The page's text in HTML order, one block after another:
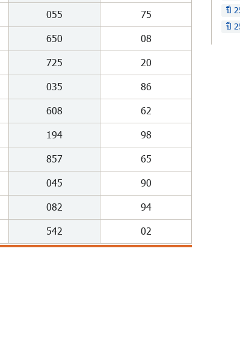
055
75
650
08
725
20
035
86
608
62
194
98
857
65
045
90
082
94
542 02
ปี
ปี